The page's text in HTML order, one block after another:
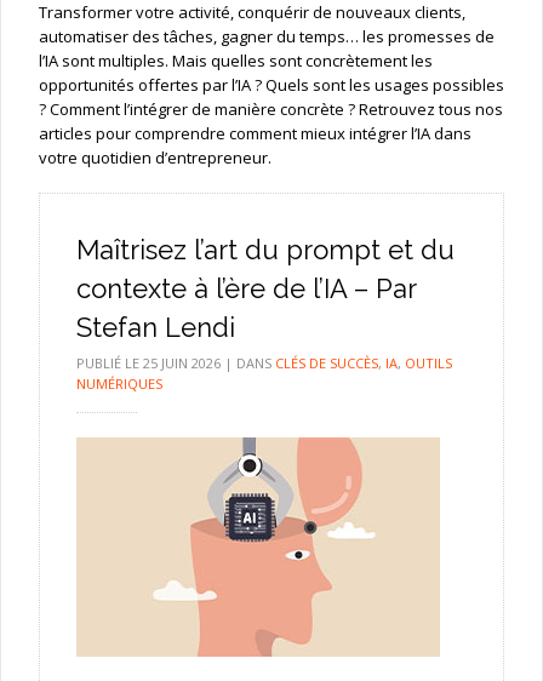
Transformer votre activité, conquérir de nouveaux clients,
automatiser des tâches, gagner du temps… les promesses de
l’IA sont multiples. Mais quelles sont concrètement les
opportunités offertes par l’IA ? Quels sont les usages possibles
? Comment l’intégrer de manière concrète ? Retrouvez tous nos
articles pour comprendre comment mieux intégrer l’IA dans
votre quotidien d’entrepreneur.
Maîtrisez l’art du prompt et du
contexte à l’ère de l’IA – Par
Stefan Lendi
PUBLIÉ LE 25 JUIN 2026| DANS CLÉS DE SUCCÈS, IA, OUTILS
NUMÉRIQUES